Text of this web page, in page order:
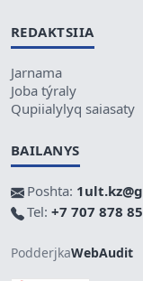
REDAKTSIIA
Jarnama
Joba týraly
Qupiialylyq saiasaty
BAILANYS
Poshta:
Tel: +7 707 878
PodderjkaWebAudit